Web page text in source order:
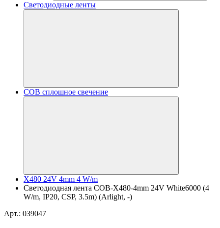
Светодиодные ленты
COB сплошное свечение
X480 24V 4mm 4 W/m
Светодиодная лента COB-X480-4mm 24V White6000 (4
W/m, IP20, CSP, 3.5m) (Arlight, -)
Арт.: 039047